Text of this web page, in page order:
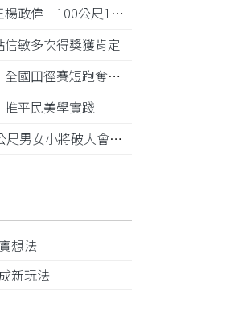
100公尺11秒87奪金
敏多次得獎獲肯定
徑賽短跑奪金摘銅
平民美學實踐
女小將破大會紀錄
想法
新玩法